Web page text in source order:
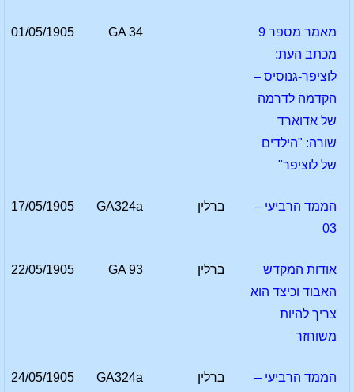
מאמר מספר 9
מכתב העת:
לוציפר-גנוסיס –
הקדמה לדרמה
של אדוארד
שורה: "הילדים
של לוציפר"
GA 34
01/05/1905
הממד הרביעי –
03
ברלין GA324a
17/05/1905
אודות המקדש
האבוד וכיצד הוא
צריך להיות
משוחזר
ברלין GA 93
22/05/1905
הממד הרביעי –
ברלין GA324a
24/05/1905